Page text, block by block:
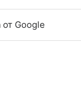
Google